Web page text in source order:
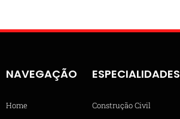
NAVEGAÇÃO
Home
ESPECIALIDADES
Construção Civil